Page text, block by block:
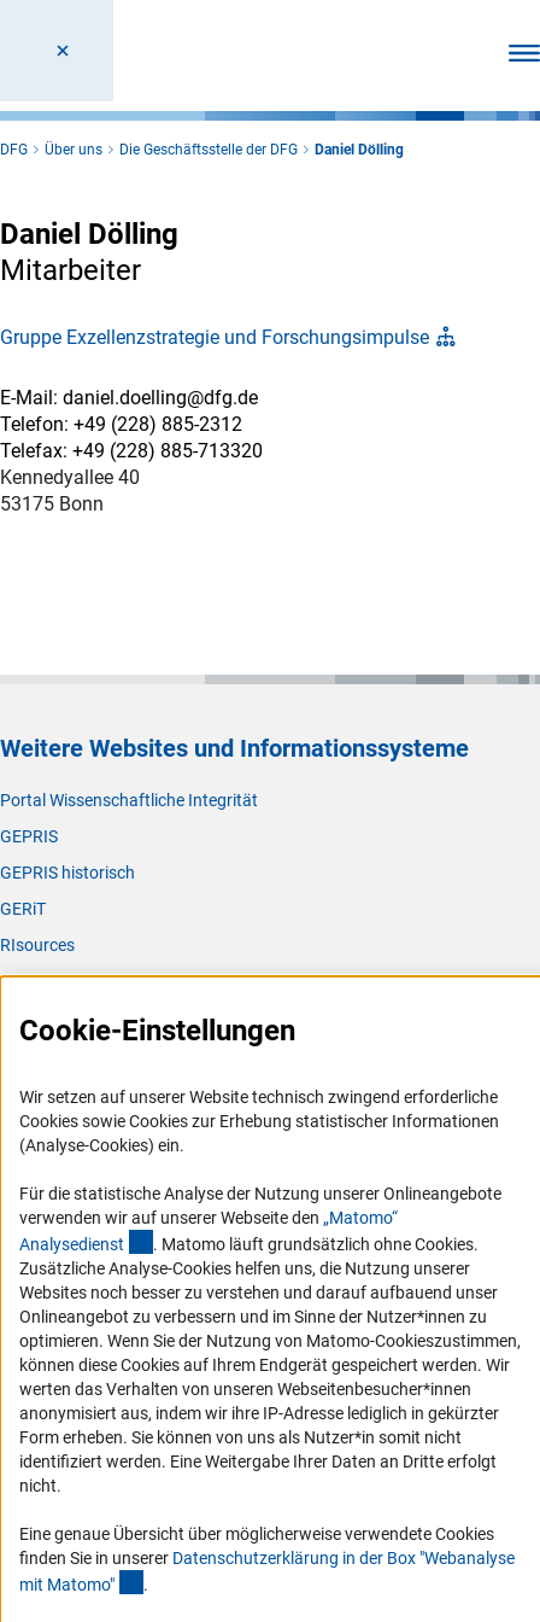
DFG Über uns Die Geschäftsstelle der DFG Daniel Dölling
Daniel Dölling
Mitarbeiter
Gruppe Exzellenzstrategie und Forschungsimpulse
E-Mail: daniel.doelling@dfg.de
Telefon: +49 (228) 885-2312
Telefax: +49 (228) 885-713320
Kennedyallee 40
53175 Bonn
Weitere Websites und Informationssysteme
Portal Wissenschaftliche Integrität
GEPRIS
GEPRIS historisch
GERiT
RIsources
Service
Presse
Karriere
Logo und Corporate Design
Compliance
Vergabeverfahren
Barrierefreiheit
Service und Informationen für Menschen mit Behinderungen
Erklärung zur Barrierefreiheit
Barriere melden
DFG-aktuell
schauen Sie sich die Ausgaben online an.
Cookie-Einstellungen
Wir setzen auf unserer Website technisch zwingend erforderliche
Cookies sowie Cookies zur Erhebung statistischer Informationen
(Analyse-Cookies) ein.
Für die statistische Analyse der Nutzung unserer Onlineangebote
verwenden wir auf unserer Webseite den „Matomo“
Analysedienst (externer Link)
. Matomo läuft grundsätzlich ohne Cookies.
Zusätzliche Analyse-Cookies helfen uns, die Nutzung unserer
Websites noch besser zu verstehen und darauf aufbauend unser
Onlineangebot zu verbessern und im Sinne der Nutzer*innen zu
optimieren. Wenn Sie der Nutzung von Matomo-Cookieszustimmen,
können diese Cookies auf Ihrem Endgerät gespeichert werden. Wir
werten das Verhalten von unseren Webseitenbesucher*innen
anonymisiert aus, indem wir ihre IP-Adresse lediglich in gekürzter
Form erheben. Sie können von uns als Nutzer*in somit nicht
identifiziert werden. Eine Weitergabe Ihrer Daten an Dritte erfolgt
nicht.
Eine genaue Übersicht über möglicherweise verwendete Cookies
finden Sie in unserer Datenschutzerklärung in der Box "Webanalyse
mit Matomo" .